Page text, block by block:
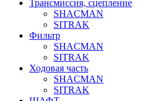
Трансмиссия, сцепление
SHACMAN
SITRAK
Фильтр
SHACMAN
SITRAK
Ходовая часть
SHACMAN
SITRAK